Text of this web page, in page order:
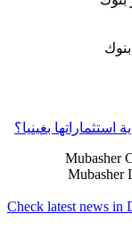
بغينيا؟
Mubasher
Mubasher
Check latest news in